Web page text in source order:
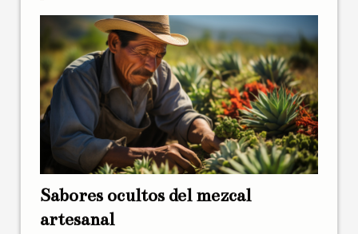
Sabores ocultos del mezcal
artesanal